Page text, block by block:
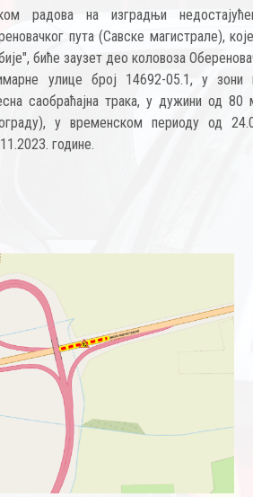
радова на изградњи
пута (Савске магистрале),
биће заузет део коловоза
улице број 14692-05.1, у зони
саобраћајна трака, у дужини од
у временском периоду од
године.